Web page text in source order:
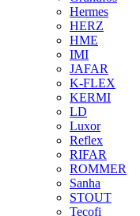
Hermes
HERZ
HME
IMI
JAFAR
K-FLEX
KERMI
LD
Luxor
Reflex
RIFAR
ROMMER
Sanha
STOUT
Tecofi